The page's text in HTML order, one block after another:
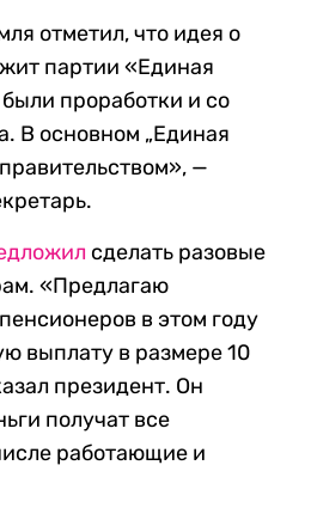
отметил, что идея о
партии «Единая
проработки и со
В основном „Единая
—
сделать разовые
«Предлагаю
в этом году
выплату в размере 10
президент. Он
получат все
работающие и